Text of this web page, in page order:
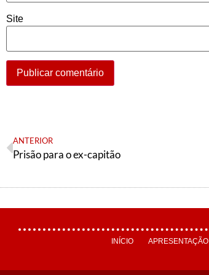
Site
ANTERIOR
Prisão para o ex-capitão
INÍCIO APRESENTAÇÃO